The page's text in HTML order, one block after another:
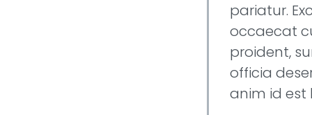
pariatur.
occaecat
proident,
officia
anim id est